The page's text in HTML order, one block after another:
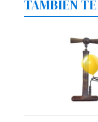
TAMBIÉN